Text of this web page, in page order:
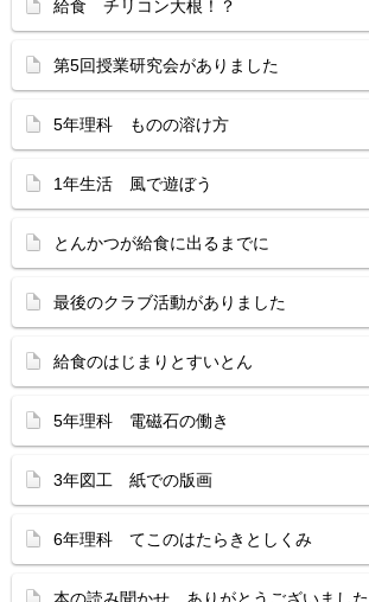
給食 チリコン大根！？
第5回授業研究会がありました
5年理科 ものの溶け方
1年生活 風で遊ぼう
とんかつが給食に出るまでに
最後のクラブ活動がありました
給食のはじまりとすいとん
5年理科 電磁石の働き
3年図工 紙での版画
6年理科 てこのはたらきとしくみ